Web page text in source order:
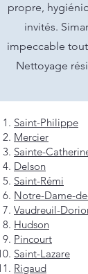
propre,
invités.
impeccable
Nettoyage
Saint-Philippe
Mercier
Sainte-
Delson
Saint-Rémi
Notre-Dame-
Vaudreuil-
Hudson
Pincourt
Saint-Lazare
Rigaud